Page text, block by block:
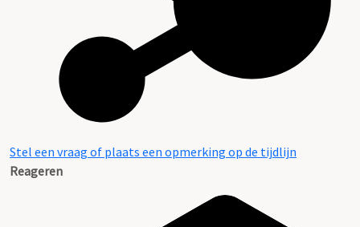
Stel een vraag of plaats een opmerking op de tijdlijn
Reageren